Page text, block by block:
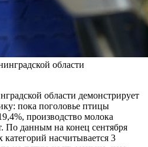
области
области демонстрирует
пока поголовье птицы
производство молока
По данным на конец сентября
категорий насчитывается 3